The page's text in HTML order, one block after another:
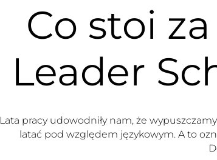
Co stoi
Leader
Lata pracy udowodniły nam, że
latać pod względem językowym. A to